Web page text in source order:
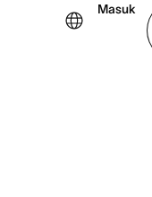
Masuk